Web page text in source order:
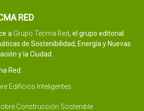
RED
a Grupo Tecma Red, el grupo editorial
de Sostenibilidad, Energía y Nuevas
y la Ciudad.
Red:
Edificios Inteligentes
Construcción Sostenible